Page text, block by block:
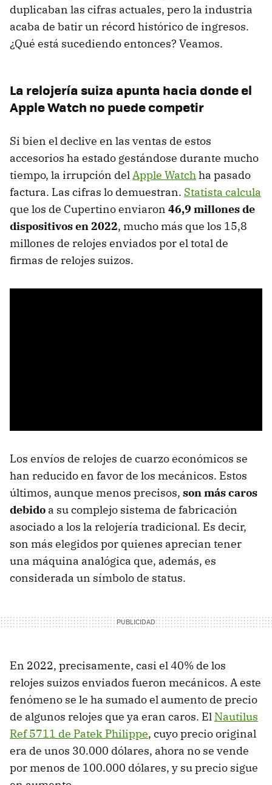
duplicaban las cifras actuales, pero la industria
acaba de batir un récord histórico de ingresos.
¿Qué está sucediendo entonces? Veamos.
La relojería suiza apunta hacia donde el
Apple Watch no puede competir
Si bien el declive en las ventas de estos
accesorios ha estado gestándose durante mucho
tiempo, la irrupción delApple Watchha pasado
factura. Las cifras lo demuestran. Statista calcula
que los de Cupertino enviaron 46,9 millones de
dispositivos en 2022, mucho más que los 15,8
millones de relojes enviados por el total de
firmas de relojes suizos.
Los envíos de relojes de cuarzo económicos se
han reducido en favor de los mecánicos. Estos
últimos, aunque menos precisos, son más caros
debido a su complejo sistema de fabricación
asociado a los la relojería tradicional. Es decir,
son más elegidos por quienes aprecian tener
una máquina analógica que, además, es
considerada un símbolo de status.
En 2022, precisamente, casi el 40% de los
relojes suizos enviados fueron mecánicos. A este
fenómeno se le ha sumado el aumento de precio
de algunos relojes que ya eran caros. El Nautilus
Ref 5711 de Patek Philippe, cuyo precio original
era de unos 30.000 dólares, ahora no se vende
por menos de 100.000 dólares, y su precio sigue